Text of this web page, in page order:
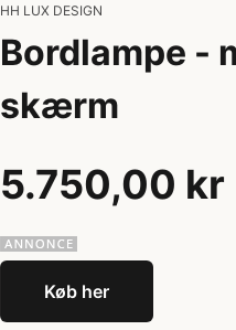
HH LUX DESIGN
Bordlampe -
skærm
5.750,00 kr
Køb her